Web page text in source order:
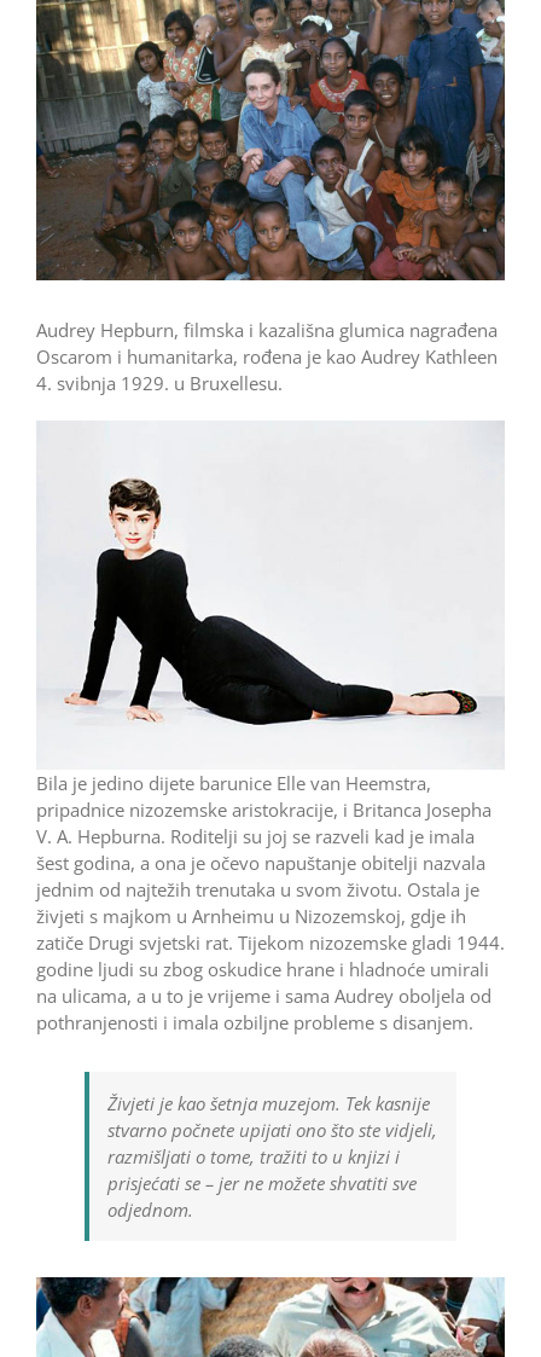
Audrey Hepburn, filmska i kazališna glumica nagrađena
Oscarom i humanitarka, rođena je kao Audrey Kathleen
4. svibnja 1929. u Bruxellesu.
Bila je jedino dijete barunice Elle van Heemstra,
pripadnice nizozemske aristokracije, i Britanca Josepha
V. A. Hepburna. Roditelji su joj se razveli kad je imala
šest godina, a ona je očevo napuštanje obitelji nazvala
jednim od najtežih trenutaka u svom životu. Ostala je
živjeti s majkom u Arnheimu u Nizozemskoj, gdje ih
zatiče Drugi svjetski rat. Tijekom nizozemske gladi 1944.
godine ljudi su zbog oskudice hrane i hladnoće umirali
na ulicama, a u to je vrijeme i sama Audrey oboljela od
pothranjenosti i imala ozbiljne probleme s disanjem.
Živjeti je kao šetnja muzejom. Tek kasnije
stvarno počnete upijati ono što ste vidjeli,
razmišljati o tome, tražiti to u knjizi i
prisjećati se – jer ne možete shvatiti sve
odjednom.